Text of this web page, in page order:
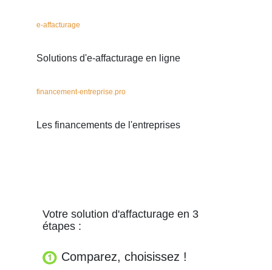
e-affacturage
Solutions d'e-affacturage en ligne
financement-entreprise.pro
Les financements de l'entreprises
Votre solution d'affacturage en 3
étapes :
Comparez, choisissez !